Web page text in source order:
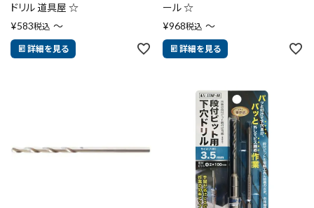
ドリル 道具屋 ☆
¥583税込 〜
詳細を見る
ール ☆
¥968税込 〜
詳細を見る